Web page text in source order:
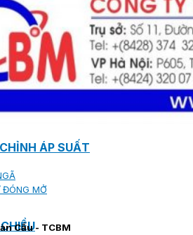
CHỈNH ÁP SUẤT
ĐÓNG MỞ
Cầu - TCBM